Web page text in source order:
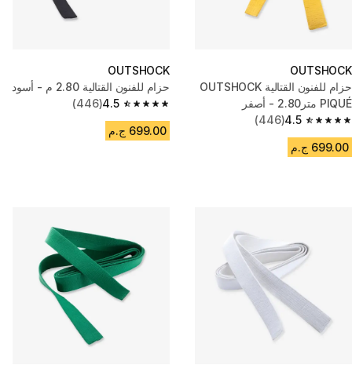
OUTSHOCK
حزام للفنون القتالية OUTSHOCK
PIQUÉ متر2.80 - أصفر
4.5
4.5 out of 5 stars from 446 reviews
(446)
699.00 ج.م
OUTSHOCK
حزام للفنون القتالية 2.80 م - أسود
4.5
4.5 out of 5 stars from 446 reviews
(446)
699.00 ج.م